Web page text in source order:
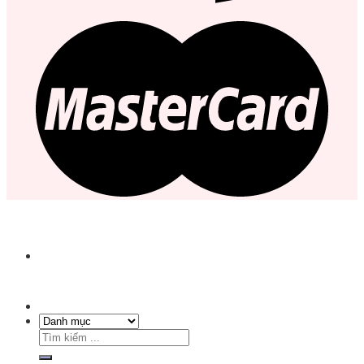
Tìm
kiếm: